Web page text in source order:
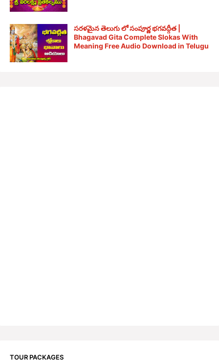
సరళమైన తెలుగు లో సంపూర్ణ భగవద్గీత |
Bhagavad Gita Complete Slokas With
Meaning Free Audio Download in Telugu
TOUR PACKAGES